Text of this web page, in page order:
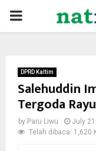
PRIMARY
DPRD Kaltim
Salehuddin
Tergoda
by Paru Liwu
July
Telah dibaca: 1,620